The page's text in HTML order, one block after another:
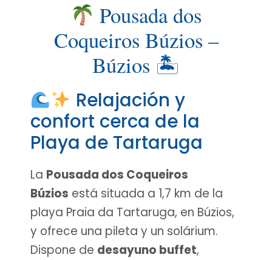
Pousada dos
Coqueiros Búzios –
Búzios 🏝
Relajación y
confort cerca de la
Playa de Tartaruga
La Pousada dos Coqueiros
Búzios está situada a 1,7 km de la
playa Praia da Tartaruga, en Búzios,
y ofrece una pileta y un solárium.
Dispone de desayuno buffet,